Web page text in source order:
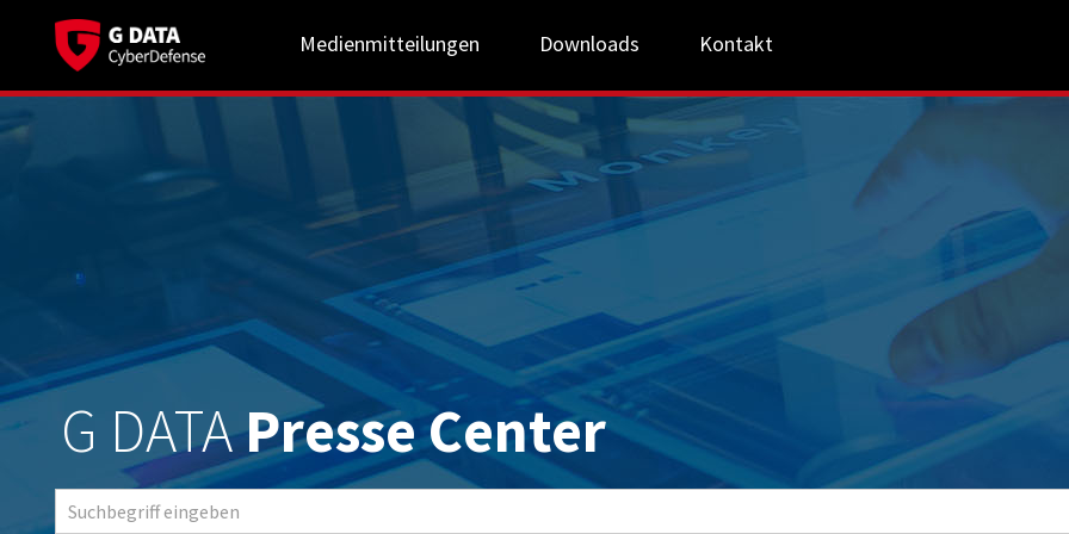
Medienmitteilungen Downloads Kontakt
G DATAPresse Center